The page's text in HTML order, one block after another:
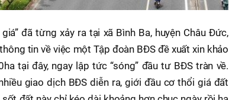
đã từng xảy ra tại xã Bình Ba, huyện Châu Đức,
tin về việc một Tập đoàn BĐS đề xuất xin khảo
tại đây, ngay lập tức “sóng” đầu tư BĐS tràn về.
giao dịch BĐS diễn ra, giới đầu cơ thổi giá đất